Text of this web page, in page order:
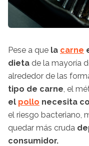
Pese a que la carne
dieta de la mayoría
alrededor de las
tipo de carne , el
el pollo necesita
el riesgo bacteriano,
quedar más cruda
consumidor.